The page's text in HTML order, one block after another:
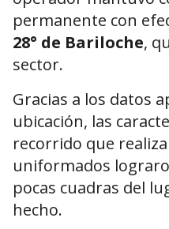
permanente con
28° de Bariloche,
sector.
Gracias a los datos
ubicación, las
recorrido que
uniformados
pocas cuadras del
hecho.